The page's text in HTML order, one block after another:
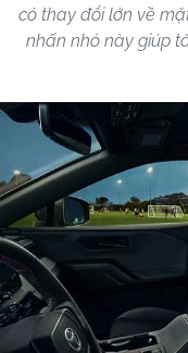
có thay đổi lớn về
nhấn nhỏ này giúp